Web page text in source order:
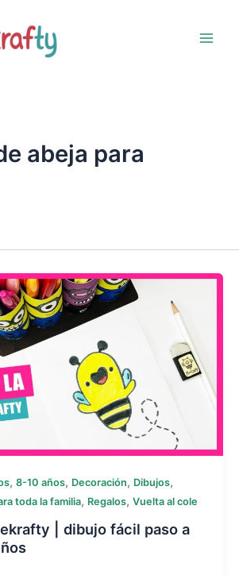
abeja para
, 8-10 años, Decoración, Dibujos,
toda la familia, Regalos, Vuelta al cole
| dibujo fácil paso a